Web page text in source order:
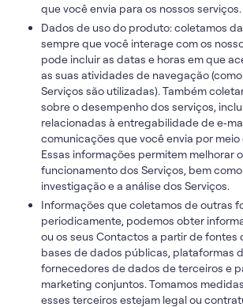
que você envia para os nossos serviços.
Dados de uso do produto: coletamos
sempre que você interage com os
pode incluir as datas e horas em que
as suas atividades de navegação
Serviços são utilizadas). Também
sobre o desempenho dos serviços,
relacionadas à entregabilidade de
comunicações que você envia por meio
Essas informações permitem melhorar
funcionamento dos Serviços, bem
investigação e a análise dos Serviços.
Informações que coletamos de outras
periodicamente, podemos obter
ou os seus Contactos a partir de fontes
bases de dados públicas, plataformas
fornecedores de dados de terceiros e
marketing conjuntos. Tomamos
esses terceiros estejam legal ou